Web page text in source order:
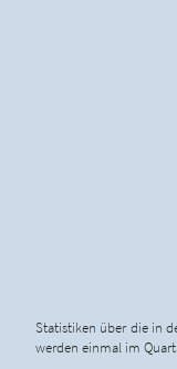
Statistiken über die in
werden einmal im